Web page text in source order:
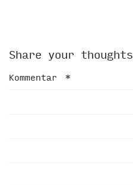
Share your thoughts
Kommentar *